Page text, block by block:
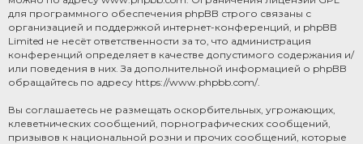
для программного обеспечения phpBB строго связаны с
организацией и поддержкой интернет-конференций, и phpBB
Limited не несёт ответственности за то, что администрация
конференций определяет в качестве допустимого содержания и/
или поведения в них. За дополнительной информацией о phpBB
обращайтесь по адресу https://www.phpbb.com/.
Вы соглашаетесь не размещать оскорбительных, угрожающих,
клеветнических сообщений, порнографических сообщений,
призывов к национальной розни и прочих сообщений, которые